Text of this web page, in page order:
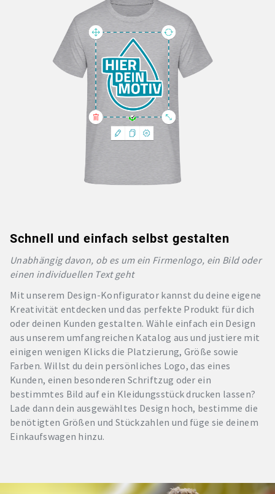
Schnell und einfach selbst gestalten
Unabhängig davon, ob es um ein Firmenlogo, ein Bild oder
einen individuellen Text geht
Mit unserem Design-Konfigurator kannst du deine eigene
Kreativität entdecken und das perfekte Produkt für dich
oder deinen Kunden gestalten. Wähle einfach ein Design
aus unserem umfangreichen Katalog aus und justiere mit
einigen wenigen Klicks die Platzierung, Größe sowie
Farben. Willst du dein persönliches Logo, das eines
Kunden, einen besonderen Schriftzug oder ein
bestimmtes Bild auf ein Kleidungsstück drucken lassen?
Lade dann dein ausgewähltes Design hoch, bestimme die
benötigten Größen und Stückzahlen und füge sie deinem
Einkaufswagen hinzu.